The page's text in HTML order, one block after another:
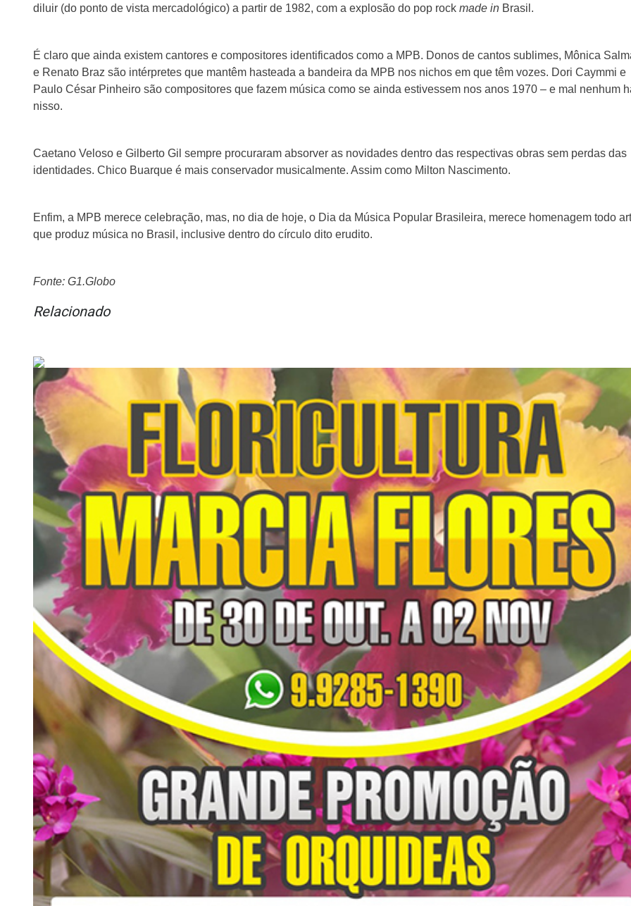
diluir (do ponto de vista mercadológico) a partir de 1982, com a explosão do pop rock made in Brasil.
É claro que ainda existem cantores e compositores identificados como a MPB. Donos de cantos sublimes, Mônica
e Renato Braz são intérpretes que mantêm hasteada a bandeira da MPB nos nichos em que têm vozes. Dori Caymmi e
Paulo César Pinheiro são compositores que fazem música como se ainda estivessem nos anos 1970 – e mal nenhum
nisso.
Caetano Veloso e Gilberto Gil sempre procuraram absorver as novidades dentro das respectivas obras sem perdas das
identidades. Chico Buarque é mais conservador musicalmente. Assim como Milton Nascimento.
Enfim, a MPB merece celebração, mas, no dia de hoje, o Dia da Música Popular Brasileira, merece homenagem todo
que produz música no Brasil, inclusive dentro do círculo dito erudito.
Fonte: G1.Globo
Relacionado